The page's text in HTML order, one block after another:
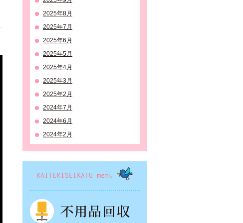
2025年8月
2025年7月
2025年6月
2025年5月
2025年4月
2025年3月
2025年2月
2024年7月
2024年6月
2024年2月